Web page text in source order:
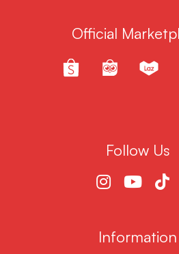
Official
Follow Us
Information